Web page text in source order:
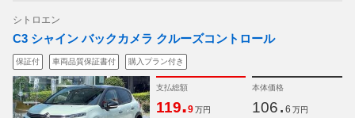
シトロエン
C3 シャイン バックカメラ クルーズコントロール
保証付 車両品質保証書付 購入プラン付き
支払総額
119.9 万円
本体価格
106. 6 万円